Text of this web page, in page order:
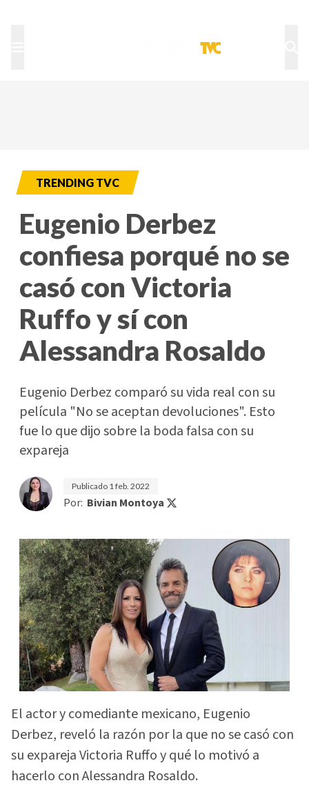
TRENDING TVC
Eugenio Derbez
confiesa porqué no se
casó con Victoria
Ruffo y sí con
Alessandra Rosaldo
Eugenio Derbez comparó su vida real con su
película "No se aceptan devoluciones". Esto
fue lo que dijo sobre la boda falsa con su
expareja
Publicado 1 feb. 2022
Por: Bivian Montoya
El actor y comediante mexicano, Eugenio
Derbez, reveló la razón por la que no se casó con
su expareja Victoria Ruffo y qué lo motivó a
hacerlo con Alessandra Rosaldo.